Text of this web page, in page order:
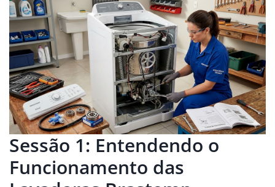
Sessão 1: Entendendo o
Funcionamento das